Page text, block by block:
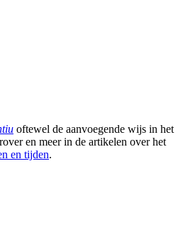
oftewel de aanvoegende wijs in het
en meer in de artikelen over het
en tijden.